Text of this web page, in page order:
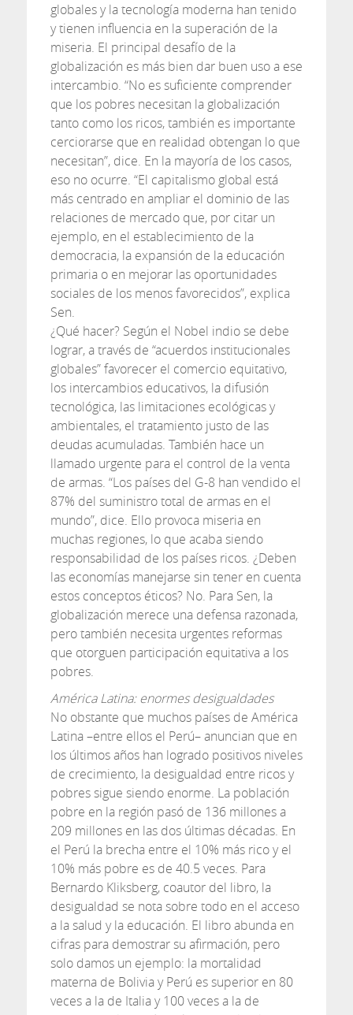
globales y la tecnología moderna han tenido
y tienen influencia en la superación de la
miseria. El principal desafío de la
globalización es más bien dar buen uso a ese
intercambio. “No es suficiente comprender
que los pobres necesitan la globalización
tanto como los ricos, también es importante
cerciorarse que en realidad obtengan lo que
necesitan”, dice. En la mayoría de los casos,
eso no ocurre. “El capitalismo global está
más centrado en ampliar el dominio de las
relaciones de mercado que, por citar un
ejemplo, en el establecimiento de la
democracia, la expansión de la educación
primaria o en mejorar las oportunidades
sociales de los menos favorecidos”, explica
Sen.
¿Qué hacer? Según el Nobel indio se debe
lograr, a través de “acuerdos institucionales
globales” favorecer el comercio equitativo,
los intercambios educativos, la difusión
tecnológica, las limitaciones ecológicas y
ambientales, el tratamiento justo de las
deudas acumuladas. También hace un
llamado urgente para el control de la venta
de armas. “Los países del G-8 han vendido el
87% del suministro total de armas en el
mundo”, dice. Ello provoca miseria en
muchas regiones, lo que acaba siendo
responsabilidad de los países ricos. ¿Deben
las economías manejarse sin tener en cuenta
estos conceptos éticos? No. Para Sen, la
globalización merece una defensa razonada,
pero también necesita urgentes reformas
que otorguen participación equitativa a los
pobres.
América Latina: enormes desigualdades
No obstante que muchos países de América
Latina –entre ellos el Perú– anuncian que en
los últimos años han logrado positivos niveles
de crecimiento, la desigualdad entre ricos y
pobres sigue siendo enorme. La población
pobre en la región pasó de 136 millones a
209 millones en las dos últimas décadas. En
el Perú la brecha entre el 10% más rico y el
10% más pobre es de 40.5 veces. Para
Bernardo Kliksberg, coautor del libro, la
desigualdad se nota sobre todo en el acceso
a la salud y la educación. El libro abunda en
cifras para demostrar su afirmación, pero
solo damos un ejemplo: la mortalidad
materna de Bolivia y Perú es superior en 80
veces a la de Italia y 100 veces a la de